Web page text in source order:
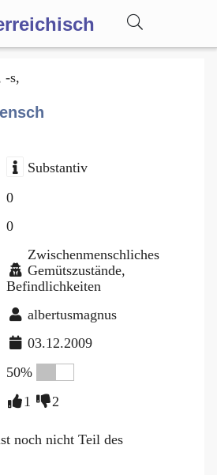
-s,
Substantiv
0
0
Zwischenmenschliches
Gemütszustände,
Befindlichkeiten
albertusmagnus
03.12.2009
50%
1 2
noch nicht Teil des